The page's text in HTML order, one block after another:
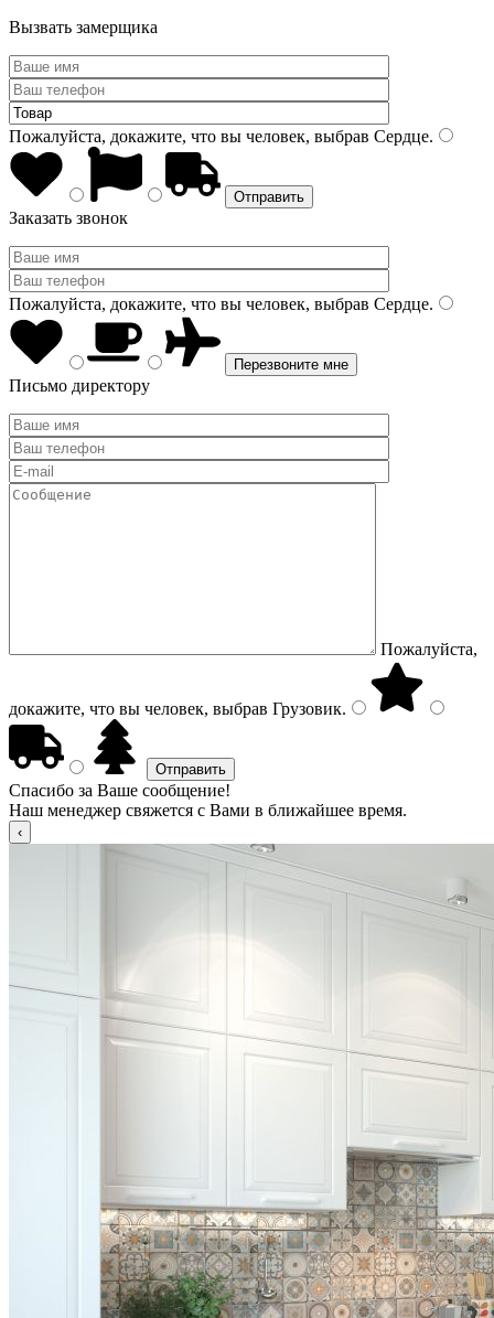
Вызвать замерщика
Пожалуйста, докажите, что вы человек, выбрав Сердце.
Заказать звонок
Пожалуйста, докажите, что вы человек, выбрав Сердце.
Письмо директору
Пожалуйста,
докажите, что вы человек, выбрав Грузовик.
Спасибо за Ваше сообщение!
Наш менеджер свяжется с Вами в ближайшее время.